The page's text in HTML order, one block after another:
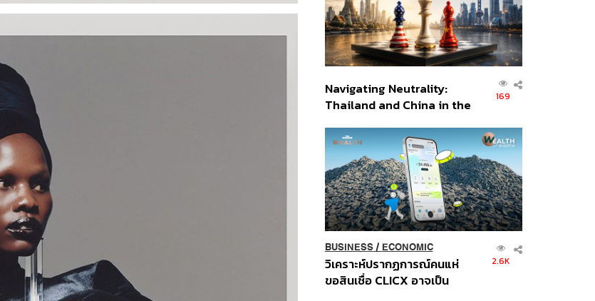
Navigating Neutrality:
Thailand and China in the
Order
169
BUSINESS/ ECONOMIC
วิเคราะห์ปรากฏการณ์คนแห่
ขอสินเชื่อ CLICX อาจเป็น
2.6K